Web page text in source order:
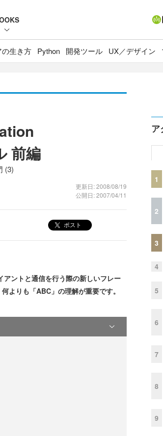
生き方 Python 開発ツール UX／デザイン
前編
(3)
更新日: 2008/08/19
公開日: 2007/04/11
ポスト
ントと通信を行う際の新しいフレー
よりも「ABC」の理解が重要です。
ア
1
2
3
4
5
6
7
8
9